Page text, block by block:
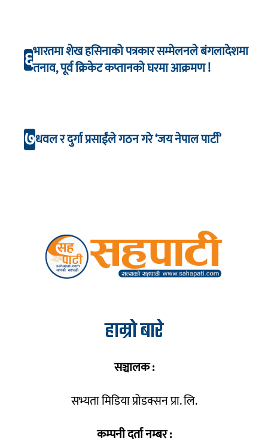
६भारतमा शेख हसिनाको पत्रकार सम्मेलनले बंगलादेशमा
तनाव, पूर्व क्रिकेट कप्तानको घरमा आक्रमण !
७धवल र दुर्गा प्रसाईंले गठन गरे ‘जय नेपाल पार्टी’
हाम्रो बारे
सञ्चालक :
सभ्यता मिडिया प्रोडक्सन प्रा. लि.
कम्पनी दर्ता नम्बर :